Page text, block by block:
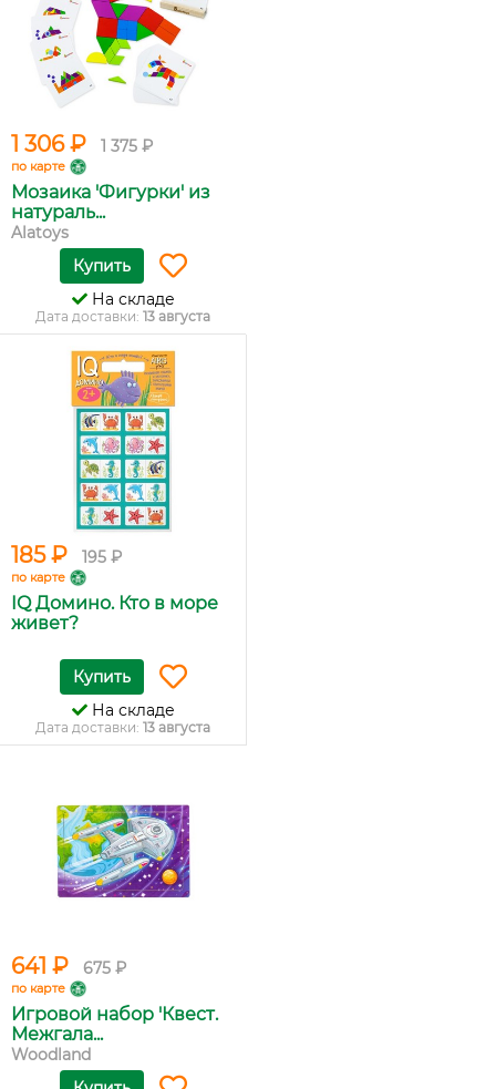
1 306 ₽ 1 375 ₽
по карте
Мозаика 'Фигурки' из
натураль...
Alatoys
Купить
На складе
Дата доставки: 13 августа
185 ₽ 195 ₽
по карте
IQ Домино. Кто в море
живет?
Купить
На складе
Дата доставки: 13 августа
641 ₽ 675 ₽
по карте
Игровой набор 'Квест.
Межгала...
Woodland